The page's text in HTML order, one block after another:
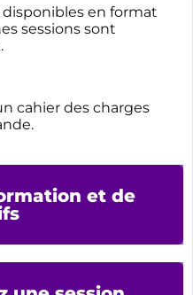
en format
sessions sont
cahier des charges
et de